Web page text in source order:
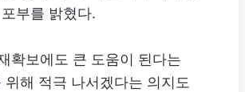
부를 밝혔다.
확보에도 큰 도움이 된다는
해 적극 나서겠다는 의지도